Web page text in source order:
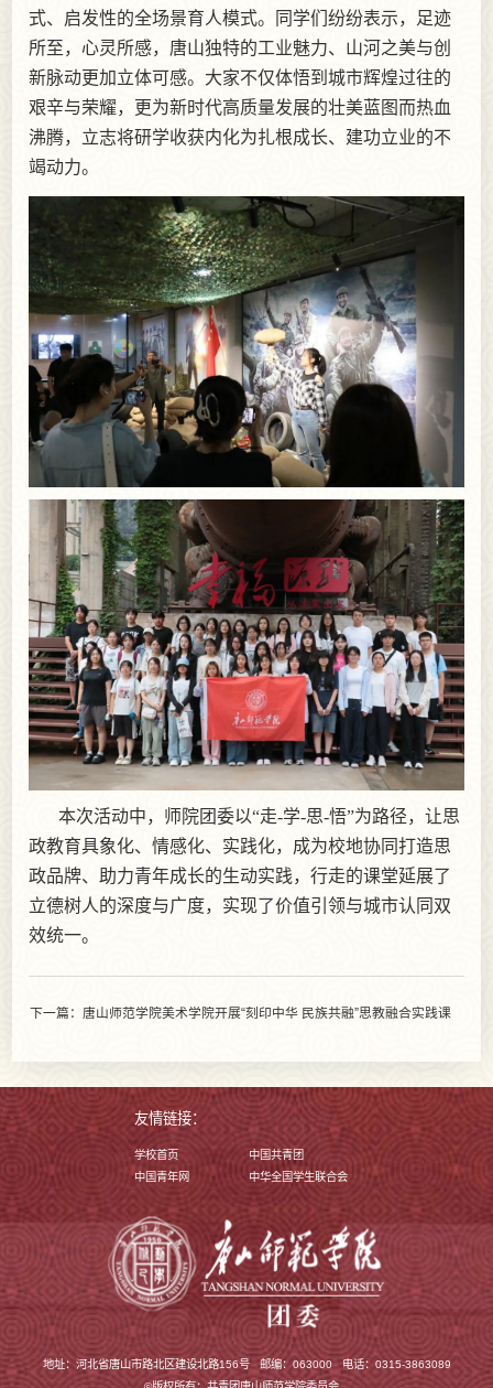
式、启发性的全场景育人模式。同学们纷纷表示，足迹
所至，心灵所感，唐山独特的工业魅力、山河之美与创
新脉动更加立体可感。大家不仅体悟到城市辉煌过往的
艰辛与荣耀，更为新时代高质量发展的壮美蓝图而热血
沸腾，立志将研学收获内化为扎根成长、建功立业的不
竭动力。
本次活动中，师院团委以“走-学-思-悟”为路径，让思
政教育具象化、情感化、实践化，成为校地协同打造思
政品牌、助力青年成长的生动实践，行走的课堂延展了
立德树人的深度与广度，实现了价值引领与城市认同双
效统一。
下一篇：唐山师范学院美术学院开展“刻印中华 民族共融”思教融合实践课
友情链接：
学校首页
中国共青团
中国青年网
中华全国学生联合会
地址：河北省唐山市路北区建设北路156号 邮编：063000电话：0315-3863089